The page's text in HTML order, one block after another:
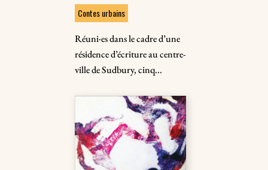
Contes urbains
Réuni·es dans le cadre d’une
résidence d’écriture au centre-
ville de Sudbury, cinq...